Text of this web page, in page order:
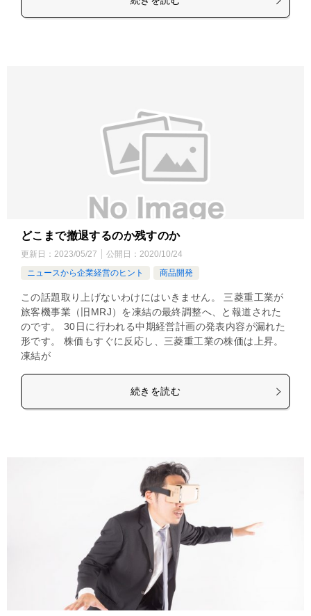
どこまで撤退するのか残すのか
更新日： 2023/05/27 公開日： 2020/10/24
ニュースから企業経営のヒント
商品開発
この話題取り上げないわけにはいきません。 三菱重工業が
旅客機事業（旧MRJ）を凍結の最終調整へ、と報道された
のです。 30日に行われる中期経営計画の発表内容が漏れた
形です。 株価もすぐに反応し、三菱重工業の株価は上昇。
凍結が
続きを読む